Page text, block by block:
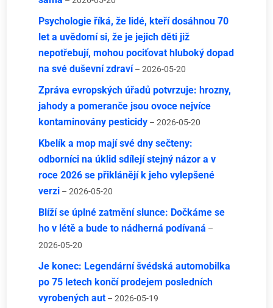
Psychologie říká, že lidé, kteří dosáhnou 70
let a uvědomí si, že je jejich děti již
nepotřebují, mohou pociťovat hluboký dopad
na své duševní zdraví – 2026-05-20
Zpráva evropských úřadů potvrzuje: hrozny,
jahody a pomeranče jsou ovoce nejvíce
kontaminovány pesticidy – 2026-05-20
Kbelík a mop mají své dny sečteny:
odborníci na úklid sdílejí stejný názor a v
roce 2026 se přiklánějí k jeho vylepšené
verzi – 2026-05-20
Blíží se úplné zatmění slunce: Dočkáme se
ho v létě a bude to nádherná podívaná –
2026-05-20
Je konec: Legendární švédská automobilka
po 75 letech končí prodejem posledních
vyrobených aut – 2026-05-19